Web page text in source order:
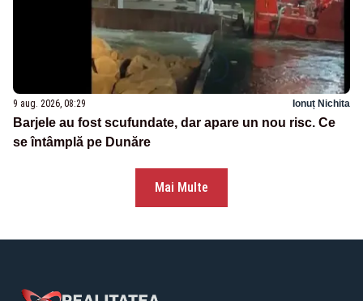
9 aug. 2026, 08:29 Ionuț Nichita
Barjele au fost scufundate, dar apare un nou risc. Ce
se întâmplă pe Dunăre
Mai Multe